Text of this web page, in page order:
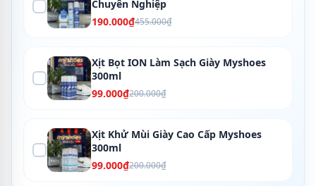
Chuyên Nghiệp
190.000₫455.000₫
Xịt Bọt ION Làm Sạch Giày Myshoes
300ml
99.000₫200.000₫
Xịt Khử Mùi Giày Cao Cấp Myshoes
300ml
99.000₫200.000₫